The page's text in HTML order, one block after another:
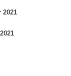
2021